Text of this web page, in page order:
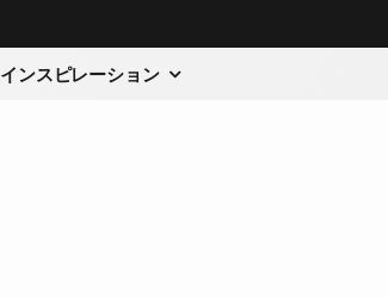
インスピレーション